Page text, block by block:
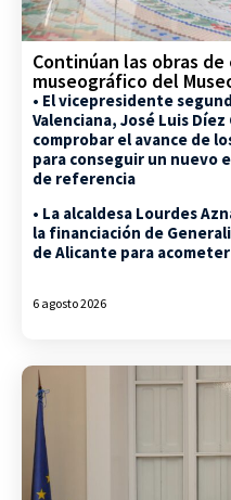
Continúan las obras
museográfico del
• El vicepresidente
Valenciana, José Luis
comprobar el avance de
para conseguir un nuevo
de referencia
• La alcaldesa Lourdes
la financiación de
de Alicante para
6 agosto 2026